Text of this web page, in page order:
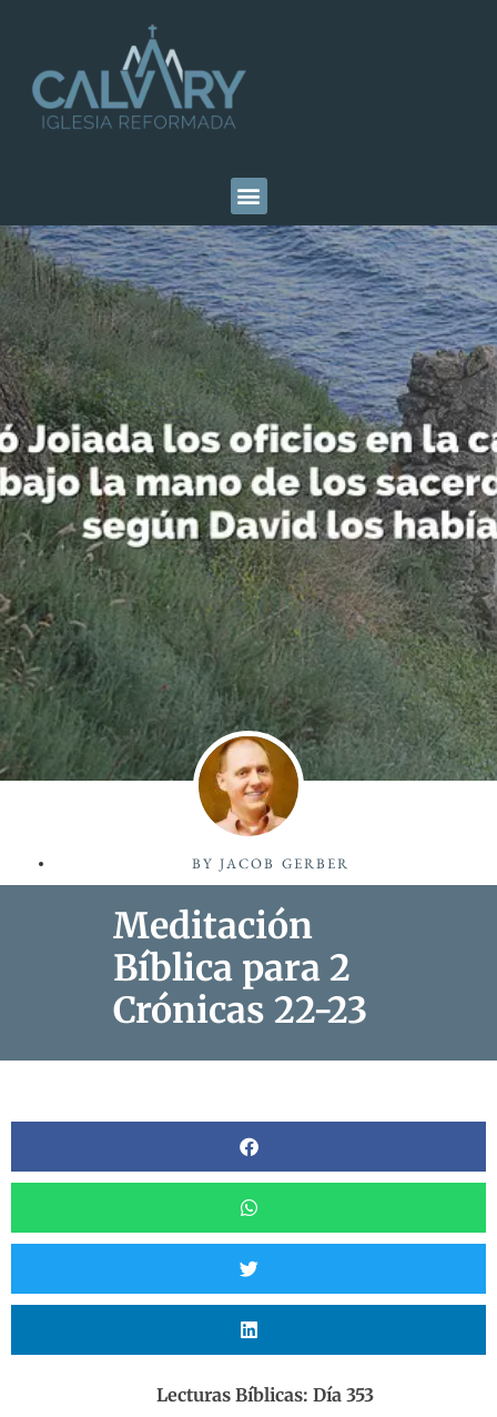
BY JACOB GERBER
Meditación
Bíblica para 2
Crónicas 22-23
Lecturas Bíblicas: Día 353